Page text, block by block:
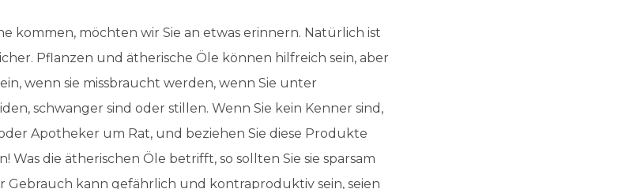
kommen, möchten wir Sie an etwas erinnern. Natürlich ist
Pflanzen und ätherische Öle können hilfreich sein, aber
wenn sie missbraucht werden, wenn Sie unter
schwanger sind oder stillen. Wenn Sie kein Kenner sind,
Apotheker um Rat, und beziehen Sie diese Produkte
Was die ätherischen Öle betrifft, so sollten Sie sie sparsam
Gebrauch kann gefährlich und kontraproduktiv sein, seien